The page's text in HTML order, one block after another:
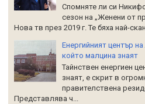
Спомняте ли си
сезон на „Женени от
Нова тв през 2019 г. Те бяха най-
Енергийният център
който малцина знаят
Тайнствен енергиен
знаят, е скрит в
правителствена
Представлява ч...